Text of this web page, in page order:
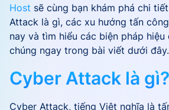
Host sẽ cùng bạn khám phá chi
Attack là gì, các xu hướng tấn
nay và tìm hiểu các biện pháp hiệu
chúng ngay trong bài viết dưới đây.
Cyber Attack là gì?
Cyber Attack, tiếng Việt nghĩa là